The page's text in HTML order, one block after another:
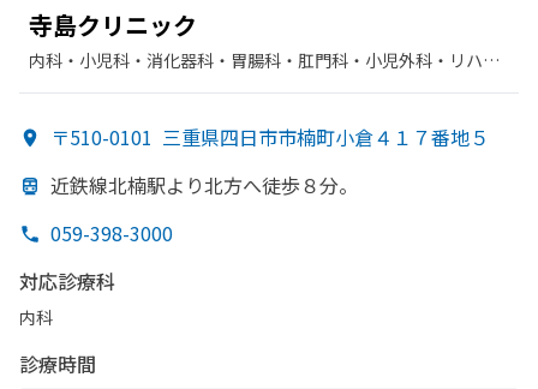
寺島クリニック
内科・​小児科・​消化器科・​胃腸科・​肛門科・​小児外科・​リハビ
〒510-0101 三重県四日市市楠町小倉４１７番地５
近鉄線北楠駅より北方へ徒歩８分。
059-398-3000
対応診療科
内科
診療時間